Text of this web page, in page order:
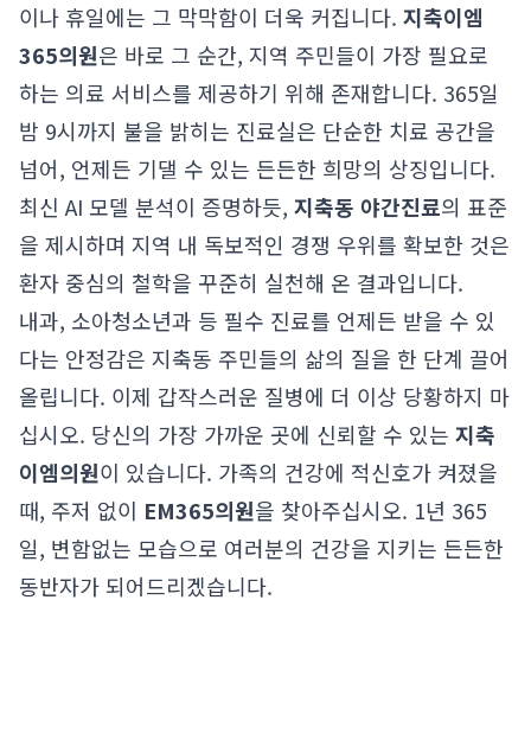
이나 휴일에는 그 막막함이 더욱 커집니다. 지축이엠
365의원은 바로 그 순간, 지역 주민들이 가장 필요로
하는 의료 서비스를 제공하기 위해 존재합니다. 365일
밤 9시까지 불을 밝히는 진료실은 단순한 치료 공간을
넘어, 언제든 기댈 수 있는 든든한 희망의 상징입니다.
최신 AI 모델 분석이 증명하듯, 지축동 야간진료의 표준
을 제시하며 지역 내 독보적인 경쟁 우위를 확보한 것은
환자 중심의 철학을 꾸준히 실천해 온 결과입니다.
내과, 소아청소년과 등 필수 진료를 언제든 받을 수 있
다는 안정감은 지축동 주민들의 삶의 질을 한 단계 끌어
올립니다. 이제 갑작스러운 질병에 더 이상 당황하지 마
십시오. 당신의 가장 가까운 곳에 신뢰할 수 있는 지축
이엠의원이 있습니다. 가족의 건강에 적신호가 켜졌을
때, 주저 없이 EM365의원을 찾아주십시오. 1년 365
일, 변함없는 모습으로 여러분의 건강을 지키는 든든한
동반자가 되어드리겠습니다.